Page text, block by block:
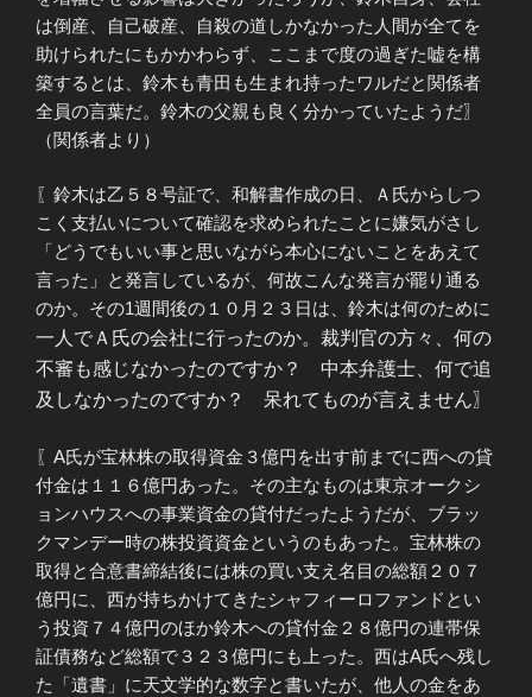
は倒産、自己破産、自殺の道しかなかった人間が全てを
助けられたにもかかわらず、ここまで度の過ぎた嘘を構
築するとは、鈴木も青田も生まれ持ったワルだと関係者
全員の言葉だ。鈴木の父親も良く分かっていたようだ〗
（関係者より）
〖鈴木は乙５８号証で、和解書作成の日、Ａ氏からしつ
こく支払いについて確認を求められたことに嫌気がさし
「どうでもいい事と思いながら本心にないことをあえて
言った」と発言しているが、何故こんな発言が罷り通る
のか。その1週間後の１０月２３日は、鈴木は何のために
一人で Ａ氏の会社に行ったのか。裁判官の方々、何の
不審も感じなかったのですか？ 中本弁護士、何で追
及しなかったのですか？ 呆れてものが言えません〗
〖A氏が宝林株の取得資金３億円を出す前までに西への貸
付金は１１６億円あった。その主なものは東京オークシ
ョンハウスへの事業資金の貸付だったようだが、ブラッ
クマンデー時の株投資資金というのもあった。宝林株の
取得と合意書締結後には株の買い支え名目の総額２０７
億円に、西が持ちかけてきたシャフィーロファンドとい
う投資７４億円のほか鈴木への貸付金２８億円の連帯保
証債務など総額で３２３億円にも上った。西はA氏へ残し
た「遺書」に天文学的な数字と書いたが、他人の金をあ